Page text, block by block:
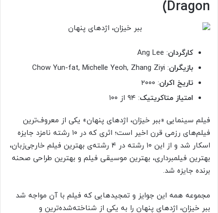
Dragon)
کارگردان: Ang Lee
بازیگران: Chow Yun-fat, Michelle Yeoh, Zhang Ziyi
تاریخ اکران: ۲۰۰۰
امتیاز متاکریتیک: ۹۴ از ۱۰۰
فیلم سینمایی «ببر خیزان، اژدهای پنهان» یکی از معروف‌ترین
فیلم‌های رزمی قرن اخیر است؛‌ اثری که در ۱۰ رشته نامزد جایزه
اسکار شد و از این ۱۰ رشته در ۴ رشته‌ی بهترین فیلم خارجی‌زبان،
بهترین فیلم‎برداری، بهترین موسیقی فیلم و بهترین طراحی صحنه
برنده جایزه شد.
مجموعه همه این جوایز و تمجیدهایی که فیلم با آن مواجه شد
ببر خیزان، اژدهای پنهان را به یکی از شناخته‌شده‌ترین و